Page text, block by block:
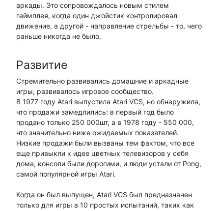
аркады. Это сопровождалось новым стилем
геймплея, когда один джойстик контролировал
движение, а другой - направление стрельбы - то, чего
раньше никогда не было.
Развитие
Стремительно развивались домашние и аркадные
игры, развивалось игровое сообщество.
В 1977 году Atari выпустила Atari VCS, но обнаружила,
что продажи замедлились: в первый год было
продано только 250 000шт, а в 1978 году - 550 000,
что значительно ниже ожидаемых показателей.
Низкие продажи были вызваны тем фактом, что все
еще привыкли к идее цветных телевизоров у себя
дома, консоли были дорогими, и люди устали от Pong,
самой популярной игры Atari.
Когда он был выпущен, Atari VCS был предназначен
только для игры в 10 простых испытаний, таких как